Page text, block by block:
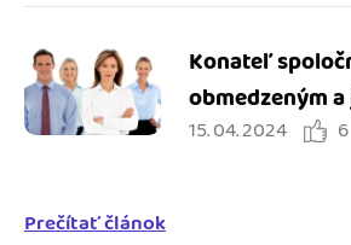
Konateľ
obmedzeným
15. 04. 2024 6
Prečítať článok